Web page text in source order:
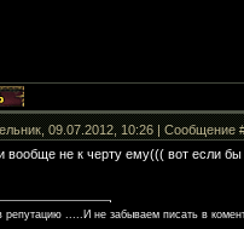
09.07.2012, 10:26 | Сообщение
вообще не к черту ему((( вот если
репутацию .....И не забываем писать в